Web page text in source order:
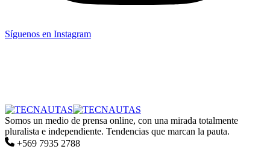
Síguenos en Instagram
Somos un medio de prensa online, con una mirada totalmente
pluralista e independiente. Tendencias que marcan la pauta.
+569 7935 2788